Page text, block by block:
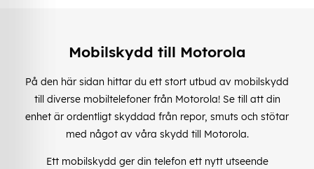
Mobilskydd till Motorola
På den här sidan hittar du ett stort utbud av mobilskydd
till diverse mobiltelefoner från Motorola! Se till att din
enhet är ordentligt skyddad från repor, smuts och stötar
med något av våra skydd till Motorola.
Ett mobilskydd ger din telefon ett nytt utseende